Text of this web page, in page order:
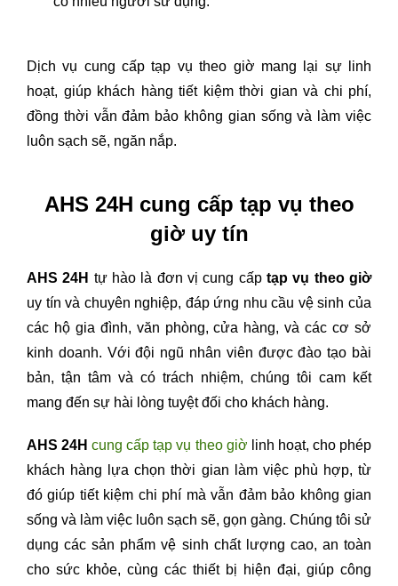
Dịch vụ cung cấp tạp vụ theo giờ mang lại sự linh
hoạt, giúp khách hàng tiết kiệm thời gian và chi phí,
đồng thời vẫn đảm bảo không gian sống và làm việc
luôn sạch sẽ, ngăn nắp.
AHS 24H cung cấp tạp vụ theo
giờ uy tín
AHS 24H tự hào là đơn vị cung cấptạp vụ theo giờ
uy tín và chuyên nghiệp, đáp ứng nhu cầu vệ sinh của
các hộ gia đình, văn phòng, cửa hàng, và các cơ sở
kinh doanh. Với đội ngũ nhân viên được đào tạo bài
bản, tận tâm và có trách nhiệm, chúng tôi cam kết
mang đến sự hài lòng tuyệt đối cho khách hàng.
AHS 24H cung cấp tạp vụ theo giờ linh hoạt, cho phép
khách hàng lựa chọn thời gian làm việc phù hợp, từ
đó giúp tiết kiệm chi phí mà vẫn đảm bảo không gian
sống và làm việc luôn sạch sẽ, gọn gàng. Chúng tôi sử
dụng các sản phẩm vệ sinh chất lượng cao, an toàn
cho sức khỏe, cùng các thiết bị hiện đại, giúp công